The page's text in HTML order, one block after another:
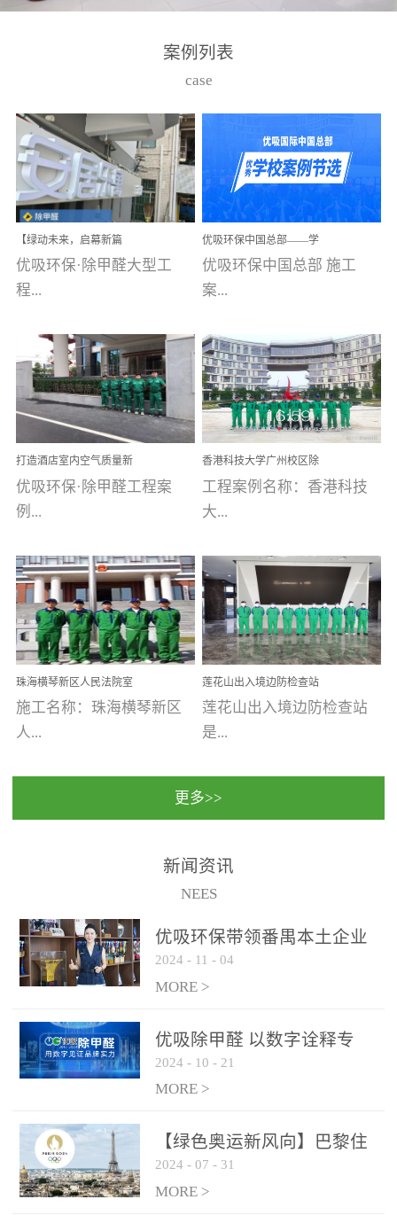
高技能的团队。汇聚了众
取得了多项产品技术专利
和多项国家版权局著作
权，获得高新技术企业称
号。生产优势自主生产自
给自足，优吸公司于2015
在广州番禺区成功建立产
品线生产基地，工厂拥有
自动化生产设备和成熟的
选择源头源材料、严控产
品质量，我们每一批的生
产产品都经过严格的质检
程序；生产车间为优吸总
部和全国分支机构生产光
触媒、净醛王、祛味剂等
优吸系列产品，保质保量
完成生产任务，确保全国
求。资质优势团队优势分
支优势优吸环保是一棵正
茁壮成长的树，只要我们
人人都爱护她、珍惜她、
她将越来越枝繁叶茂，终
将会成为一棵参天大树！
优吸环保截止2020年拥有
全国600家网点分支机构。
案例列表
case
【绿动未来，启幕新篇
章】优吸环保中标深圳安
居乐寓，超大型工装室内
空气治理项目顺利启航，
优吸环保·除甲醛大型工
程...
案例【深圳安居乐寓】室
内空气治理项目深圳安居
乐寓 深圳市安居乐寓
为深圳安居集团旗下城...
优吸环保中国总部——学
校施工案例(节选)
优吸环保中国总部 施工
案...
例(学校工装节选)广州南沙
小学(珠江湾校区)项目地
址：广州市南沙区海滨路
南沙珠江湾江门市蓬江区
禾...
打造酒店室内空气质量新
标杆——优吸环保·标杆之
作：东莞美豪雅致酒店室
内空气治理工程纪实
优吸环保·除甲醛工程案
例...
【东莞美豪雅致酒店】室
内空气治理项目东莞美豪
雅致酒店 东莞美豪雅
致酒店是为中高端人士...
香港科技大学广州校区除
甲醛项目圆满完成
工程案例名称：香港科技
大...
学广州校区室内空气治
理 工程案例地址：广
州南沙区·香港科技大学(广
州)校区 工程案...
珠海横琴新区人民法院室
内除甲醛空气治理项目
施工名称：珠海横琴新区
人...
民法院室内除甲醛空气治
保施工日期：2020年1月珠
莲花山出入境边防检查站
室内除甲醛空气治理项目
莲花山出入境边防检查站
是...
国家通过设在对外开放口
（及各出入境边防检查
更多>>
新闻资讯
NEES
优吸环保带领番禺本​土企业
勇敢破局向“新”
2024 - 11 - 04
MORE >
优吸除甲醛 以数字诠释专
业，尽显除醛品牌实力！
2024 - 10 - 21
MORE >
【绿色奥运新风向】巴黎住
宿风波：优吸环保共建健康
绿色家居
2024 - 07 - 31
MORE >
可以介绍下你们的产品么